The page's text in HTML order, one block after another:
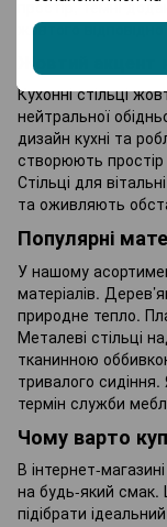
простір, темні
жовтого
Жовтий акцент
Кухонні стільці
нейтральної
дизайн кухні та
створюють
Стільці для
та оживляють
Популярні
У нашому
матеріалів.
природне тепло.
Металеві стільці
тканинною
тривалого сидіння.
термін служби
Чому варто
В інтернет-
на будь-який
підібрати